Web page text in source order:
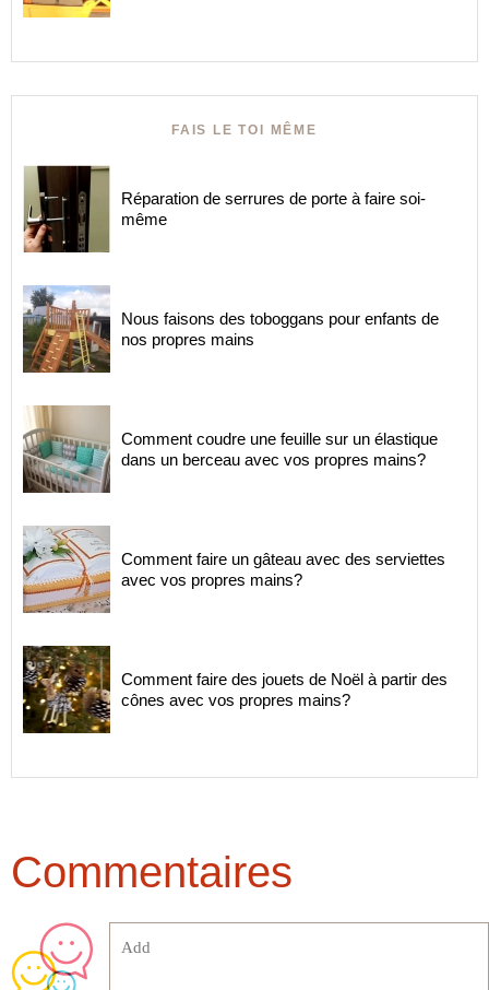
FAIS LE TOI MÊME
Réparation de serrures de porte à faire soi-
même
Nous faisons des toboggans pour enfants de
nos propres mains
Comment coudre une feuille sur un élastique
dans un berceau avec vos propres mains?
Comment faire un gâteau avec des serviettes
avec vos propres mains?
Comment faire des jouets de Noël à partir des
cônes avec vos propres mains?
Commentaires